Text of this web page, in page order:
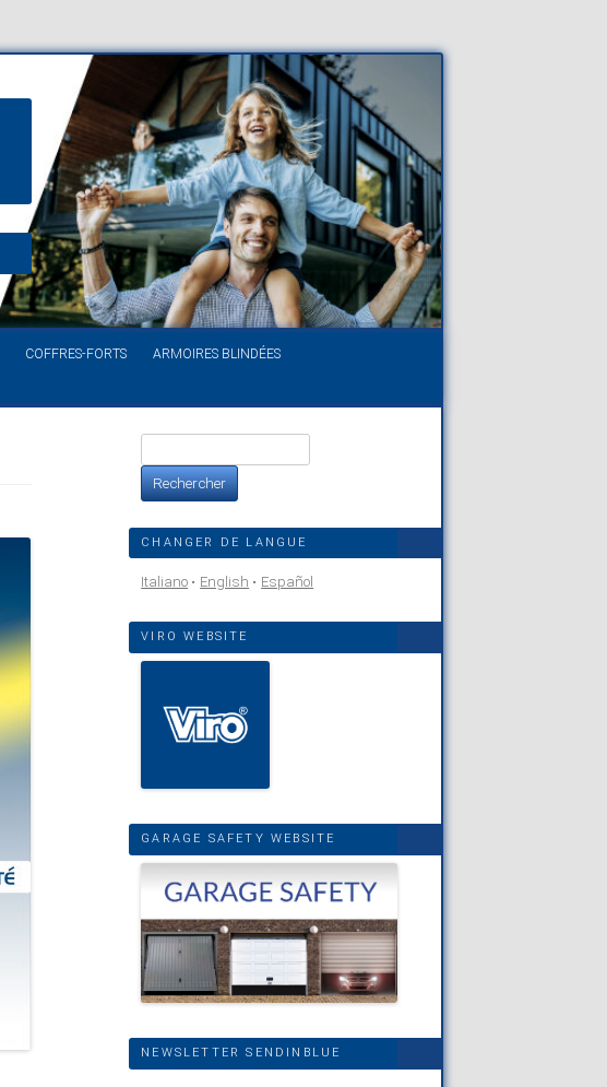
COFFRES-FORTS
ARMOIRES BLINDÉES
CHANGER DE LANGUE
Italiano English Español
VIRO WEBSITE
GARAGE SAFETY WEBSITE
NEWSLETTER SENDINBLUE